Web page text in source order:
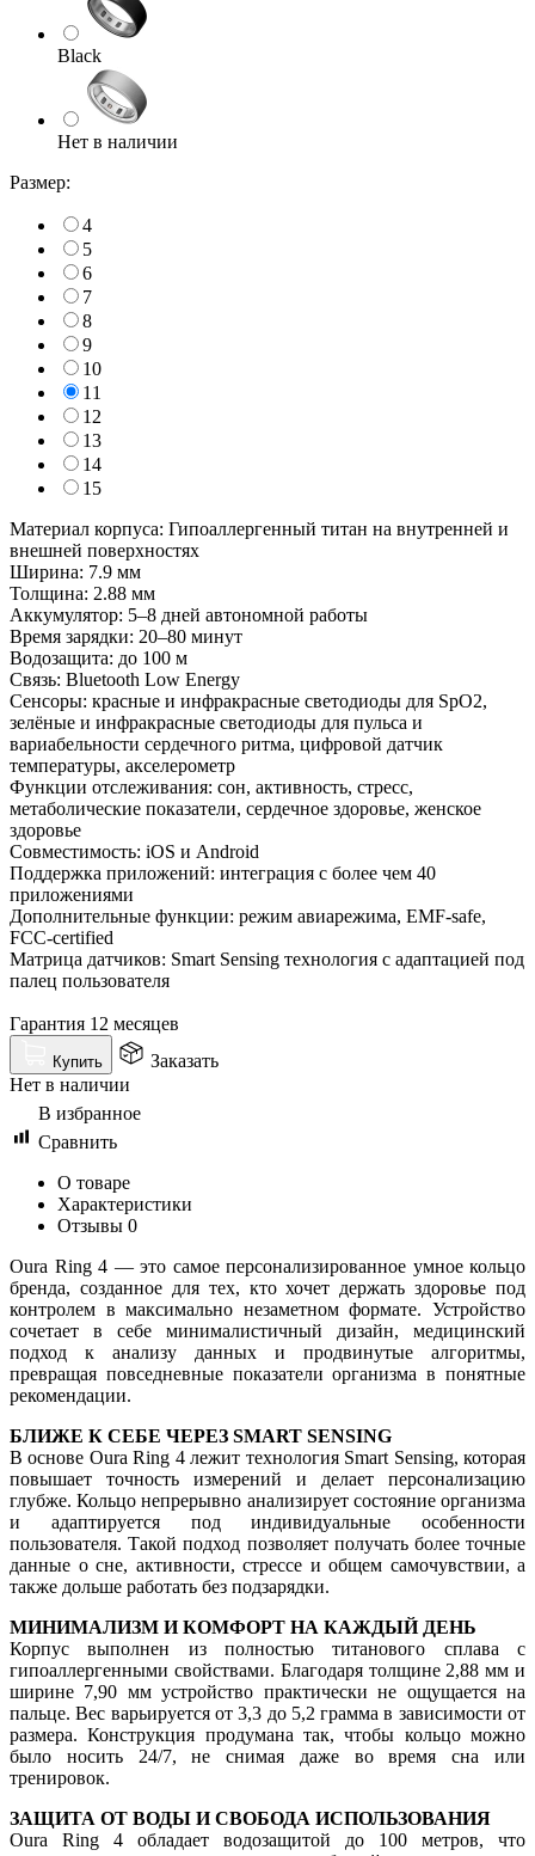
Black
Нет в наличии
Размер:
4
5
6
7
8
9
10
11
12
13
14
15
Материал корпуса: Гипоаллергенный титан на внутренней и
внешней поверхностях
Ширина: 7.9 мм
Толщина: 2.88 мм
Аккумулятор: 5–8 дней автономной работы
Время зарядки: 20–80 минут
Водозащита: до 100 м
Связь: Bluetooth Low Energy
Сенсоры: красные и инфракрасные светодиоды для SpO2,
зелёные и инфракрасные светодиоды для пульса и
вариабельности сердечного ритма, цифровой датчик
температуры, акселерометр
Функции отслеживания: сон, активность, стресс,
метаболические показатели, сердечное здоровье, женское
здоровье
Совместимость: iOS и Android
Поддержка приложений: интеграция с более чем 40
приложениями
Дополнительные функции: режим авиарежима, EMF-safe,
FCC-certified
Матрица датчиков: Smart Sensing технология с адаптацией под
палец пользователя
Гарантия 12 месяцев
Купить
Заказать
Нет в наличии
В избранное
Сравнить
О товаре
Характеристики
Отзывы 0
Oura Ring 4 — это самое персонализированное умное кольцо
бренда, созданное для тех, кто хочет держать здоровье под
контролем в максимально незаметном формате. Устройство
сочетает в себе минималистичный дизайн, медицинский
подход к анализу данных и продвинутые алгоритмы,
превращая повседневные показатели организма в понятные
рекомендации.
БЛИЖЕ К СЕБЕ ЧЕРЕЗ SMART SENSING
В основе Oura Ring 4 лежит технология Smart Sensing, которая
повышает точность измерений и делает персонализацию
глубже. Кольцо непрерывно анализирует состояние организма
и адаптируется под индивидуальные особенности
пользователя. Такой подход позволяет получать более точные
данные о сне, активности, стрессе и общем самочувствии, а
также дольше работать без подзарядки.
МИНИМАЛИЗМ И КОМФОРТ НА КАЖДЫЙ ДЕНЬ
Корпус выполнен из полностью титанового сплава с
гипоаллергенными свойствами. Благодаря толщине 2,88 мм и
ширине 7,90 мм устройство практически не ощущается на
пальце. Вес варьируется от 3,3 до 5,2 грамма в зависимости от
размера. Конструкция продумана так, чтобы кольцо можно
было носить 24/7, не снимая даже во время сна или
тренировок.
ЗАЩИТА ОТ ВОДЫ И СВОБОДА ИСПОЛЬЗОВАНИЯ
Oura Ring 4 обладает водозащитой до 100 метров, что